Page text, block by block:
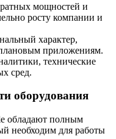
мощностей и
росту компании и
характер,
приложениям.
технические
сред.
оборудования
обладают полным
необходим для работы